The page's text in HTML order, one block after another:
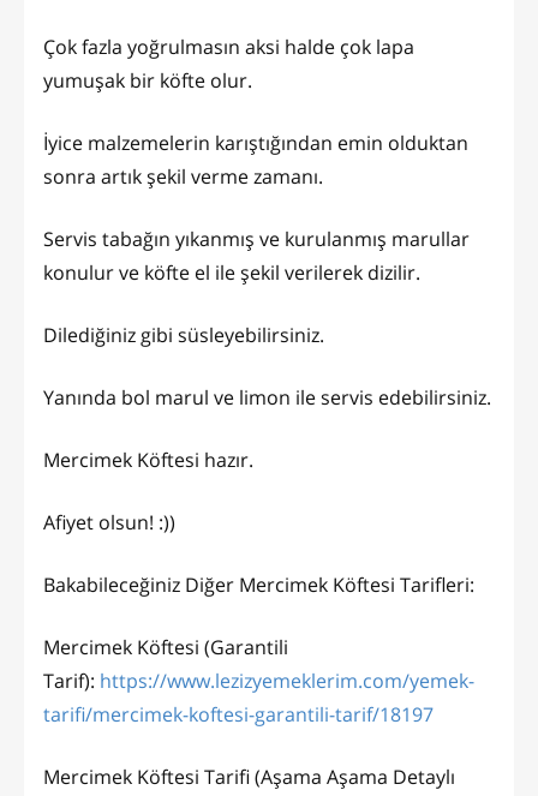
Çok fazla yoğrulmasın aksi halde çok lapa
yumuşak bir köfte olur.
İyice malzemelerin karıştığından emin olduktan
sonra artık şekil verme zamanı.
Servis tabağın yıkanmış ve kurulanmış marullar
konulur ve köfte el ile şekil verilerek dizilir.
Dilediğiniz gibi süsleyebilirsiniz.
Yanında bol marul ve limon ile servis edebilirsiniz.
Mercimek Köftesi hazır.
Afiyet olsun! :))
Bakabileceğiniz Diğer Mercimek Köftesi Tarifleri:
Mercimek Köftesi (Garantili
Tarif): https://www.lezizyemeklerim.com/yemek-
tarifi/mercimek-koftesi-garantili-tarif/18197
Mercimek Köftesi Tarifi (Aşama Aşama Detaylı